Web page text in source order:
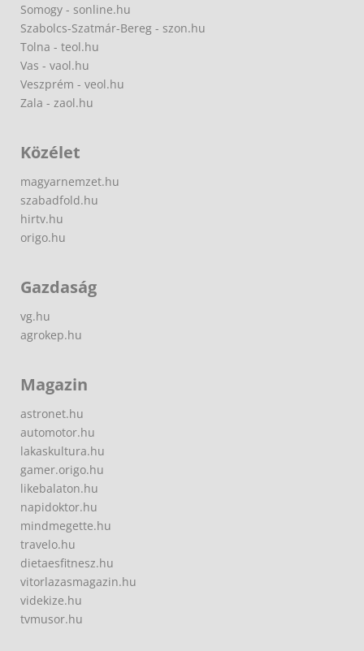
Somogy - sonline.hu
Szabolcs-Szatmár-Bereg - szon.hu
Tolna - teol.hu
Vas - vaol.hu
Veszprém - veol.hu
Zala - zaol.hu
Közélet
magyarnemzet.hu
szabadfold.hu
hirtv.hu
origo.hu
Gazdaság
vg.hu
agrokep.hu
Magazin
astronet.hu
automotor.hu
lakaskultura.hu
gamer.origo.hu
likebalaton.hu
napidoktor.hu
mindmegette.hu
travelo.hu
dietaesfitnesz.hu
vitorlazasmagazin.hu
videkize.hu
tvmusor.hu